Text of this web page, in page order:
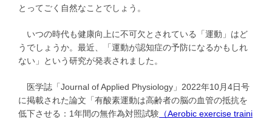
とってごく自然なことでしょう。
いつの時代も健康向上に不可欠とされている「運動」はど
うでしょうか。最近、「運動が認知症の予防になるかもしれ
ない」という研究が発表されました。
医学誌「Journal of Applied Physiology」2022年10月4日号
に掲載された論文「有酸素運動は高齢者の脳の血管の抵抗を
低下させる：1年間の無作為対照試験 （Aerobic exercise traini